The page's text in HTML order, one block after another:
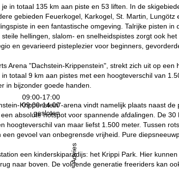
09:00-17:00
09:00-14:00
gesloten
Advies
in totaal 135 km aan piste en 53 liften. In de
gebieden Feuerkogel, Karkogel, St. Martin,
in een fantastische omgeving. Talrijke pisten
hellingen, slalom- en snelheidspistes zorgt ook
en gevarieerd pisteplezier voor beginners,
Arena "Dachstein-Krippenstein", strekt zich uit op
totaal 9 km aan pistes met een hoogteverschil van
in bijzonder goede handen.
Krippenstein"-arena vindt namelijk plaats naast
absolute hotspot voor spannende afdalingen. De
hoogteverschil van maar liefst 1.500 meter. Tussen
gevoel van onbegrensde vrijheid. Pure
een kinderskiparadijs: het Krippi Park. Hier
naar boven. De volgende generatie freeriders kan